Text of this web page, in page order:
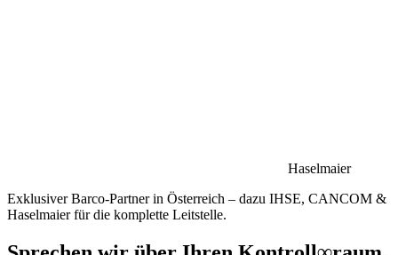
Haselmaier
Exklusiver Barco-Partner in Österreich – dazu IHSE, CANCOM &
Haselmaier für die komplette Leitstelle.